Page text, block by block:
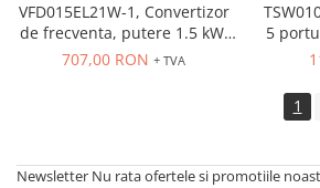
VFD015EL21W-1, Convertizor
de frecventa, putere 1.5 kW,
7.5 A, IN: 1 x 230 VAC, OUT: 3
707,00 RON + TVA
5
1
Newsletter Nu rata ofertele si promotiile